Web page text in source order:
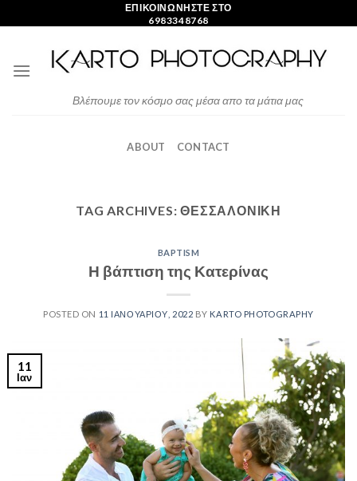
to
ΕΠΙΚΟΙΝΩΝΗΣΤΕ ΣΤΟ
6983348768
Βλέπουμε τον κόσμο σας μέσα απο τα μάτια μας
ABOUT CONTACT
TAG ARCHIVES:ΘΕΣΣΑΛΟΝΙΚΗ
BAPTISM
Η βάπτιση της Κατερίνας
POSTED ON 11 ΙΑΝΟΥΑΡΊΟΥ, 2022 BY KARTO PHOTOGRAPHY
11
Ιαν